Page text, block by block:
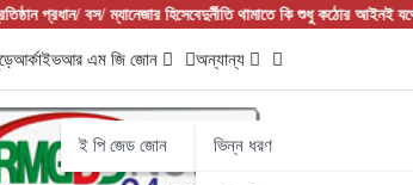
হিসেবেদুর্নীতি থামাতে কি শুধু কঠোর আইনই যথেষ্ট?ফরিদপুরের
আর্কাইভআর এম জি জোন
ই পি জেড জোন
অন্যান্য
ভিন্ন ধরণ